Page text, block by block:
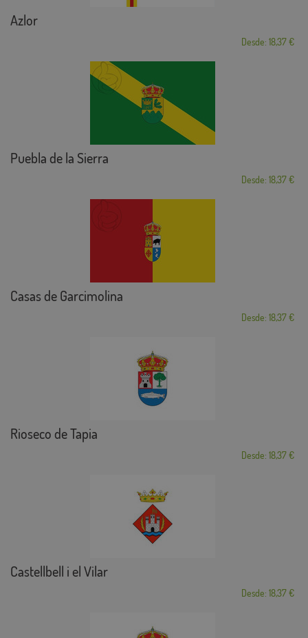
Azlor
Desde: 18,37 €
Puebla de la Sierra
Desde: 18,37 €
Casas de Garcimolina
Desde: 18,37 €
Rioseco de Tapia
Desde: 18,37 €
Castellbell i el Vilar
Desde: 18,37 €